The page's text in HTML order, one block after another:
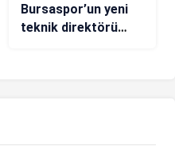
Bursaspor’un yeni
teknik direktörü